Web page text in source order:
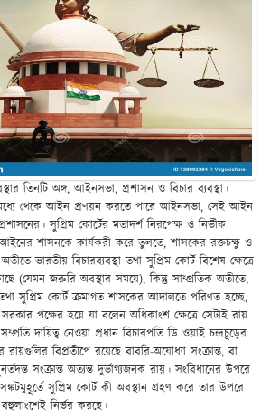
তিনটি অঙ্গ, আইনসভা, প্রশাসন ও বিচার ব্যবস্থা।
মধ্যে থেকে আইন প্রণয়ন করতে পারে আইনসভা, সেই আইন
সুপ্রিম কোর্টের মতাদর্শ নিরপেক্ষ ও নির্ভীক
আইনের শাসনকে কার্যকরী করে তুলতে, শাসকের রক্তচক্ষু ও
ভারতীয় বিচারব্যবস্থা তথা সুপ্রিম কোর্ট বিশেষ ক্ষেত্রে
(যেমন জরুরি অবস্থার সময়ে), কিন্তু সাম্প্রতিক অতীতে,
সুপ্রিম কোর্ট ক্রমাগত শাসকের আদালতে পরিণত হচ্ছে,
পক্ষের হয়ে যা বলেন অধিকাংশ ক্ষেত্রে সেটাই রায়
দায়িত্ব নেওয়া প্রধান বিচারপতি ডি ওয়াই চন্দ্রচূড়ের
রায়গুলির বিপ্রতীপে রয়েছে বাবরি-অযোধ্যা সংক্রান্ত, বা
সংক্রান্ত অত্যন্ত দুর্ভাগ্যজনক রায়। সংবিধানের উপরে
সুপ্রিম কোর্ট কী অবস্থান গ্রহণ করে তার উপরে
নির্ভর করছে।